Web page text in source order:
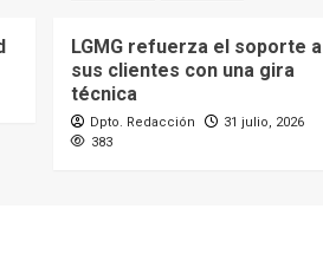
LGMG refuerza el soporte a
sus clientes con una gira
técnica
Dpto. Redacción
31 julio, 2026
383